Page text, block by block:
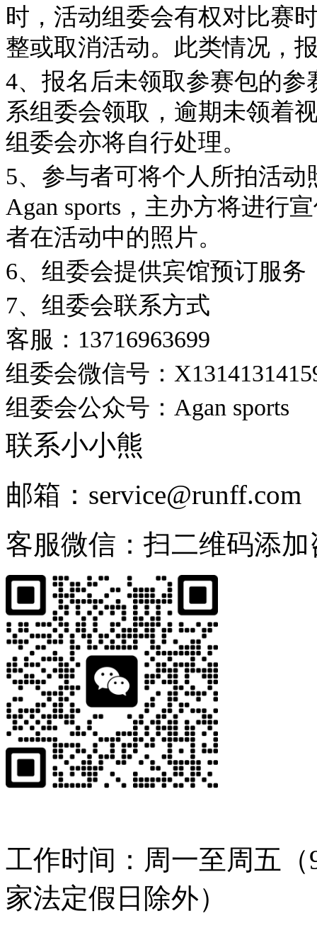
时，活动组委会有权对比赛
整或取消活动。此类情况，
4、报名后未领取参赛包的
系组委会领取，逾期未领着
组委会亦将自行处理。
5、参与者可将个人所拍活
Agan sports，主办方将进行
者在活动中的照片。
6、组委会提供宾馆预订服
7、组委会联系方式
客服：13716963699
组委会微信号：
组委会公众号：Agan sports
联系小小熊
邮箱：service@runff.com
客服微信：扫二维码添加
工作时间：周一至周五
家法定假日除外）